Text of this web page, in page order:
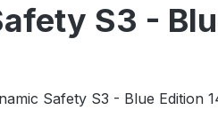
S3 -